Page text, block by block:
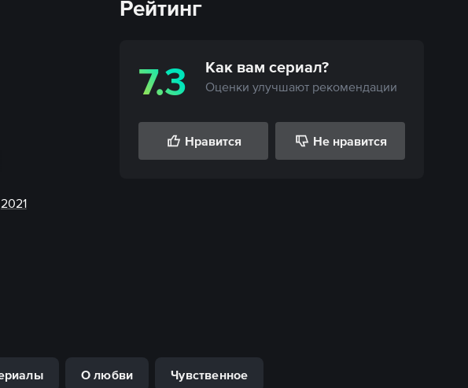
2021
Рейтинг
7.3 Как вам сериал?
Оценки улучшают рекомендации
Нравится Не нравится
О любви Чувственное